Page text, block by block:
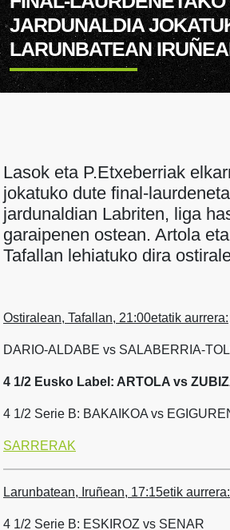
JARDUNALDIA
LARUNBATEAN
Lasok eta P.Etxeberriak
jokatuko dute final-
jardunaldian Labriten, liga
garaipenen ostean. Artola
Tafallan lehiatuko dira
Ostiralean, Tafallan, 21:00etatik aurrera:
DARIO-ALDABE vs SALABERRIA-
4 1/2 Eusko Label: ARTOLA vs
4 1/2 Serie B: BAKAIKOA vs
SARRERAK
Larunbatean, Iruñean, 17:15etik aurrera:
4 1/2 Serie B: ESKIROZ vs SENAR